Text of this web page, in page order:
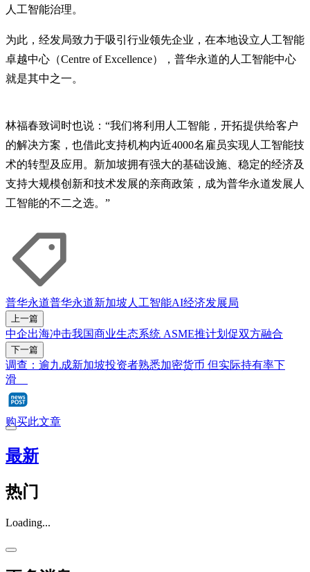
人工智能治理。
为此，经发局致力于吸引行业领先企业，在本地设立人工智能
卓越中心（Centre of Excellence），普华永道的人工智能中心
就是其中之一。
林福春致词时也说：“我们将利用人工智能，开拓提供给客户
的解决方案，也借此支持机构内近4000名雇员实现人工智能技
术的转型及应用。新加坡拥有强大的基础设施、稳定的经济及
支持大规模创新和技术发展的亲商政策，成为普华永道发展人
工智能的不二之选。”
普华永道普华永道新加坡 人工智能AI经济发展局
上一篇
中企出海冲击我国商业生态系统 ASME推计划促双方融合
下一篇
调查：逾九成新加坡投资者熟悉加密货币 但实际持有率下
滑
购买此文章
最新
热门
Loading...